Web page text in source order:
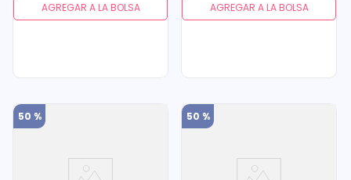
AGREGAR A LA BOLSA
AGREGAR A LA BOLSA
50 % 50 %